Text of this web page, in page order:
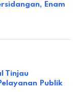
Enam
Tinjau
Publik